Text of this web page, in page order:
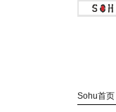
Sohu首页